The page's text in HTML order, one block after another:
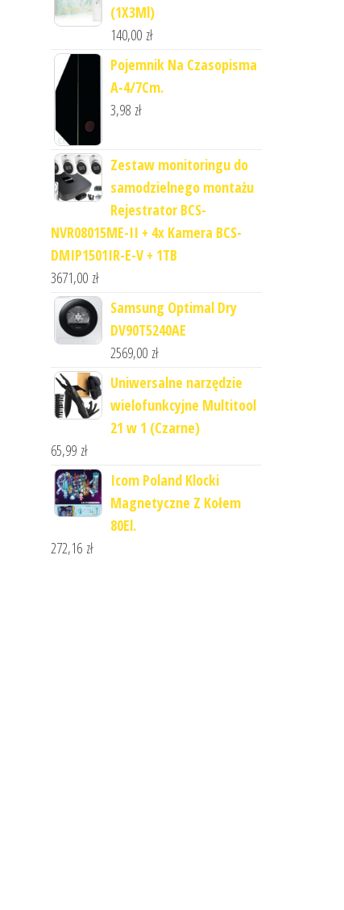
(1X3Ml)
140,00 zł
Pojemnik Na Czasopisma
A-4/7Cm.
3,98 zł
Zestaw monitoringu do
samodzielnego montażu
Rejestrator BCS-
NVR08015ME-II + 4x Kamera BCS-
DMIP1501IR-E-V + 1TB
3671,00 zł
Samsung Optimal Dry
DV90T5240AE
2569,00 zł
Uniwersalne narzędzie
wielofunkcyjne Multitool
21 w 1 (Czarne)
65,99 zł
Icom Poland Klocki
Magnetyczne Z Kołem
80El.
272,16 zł